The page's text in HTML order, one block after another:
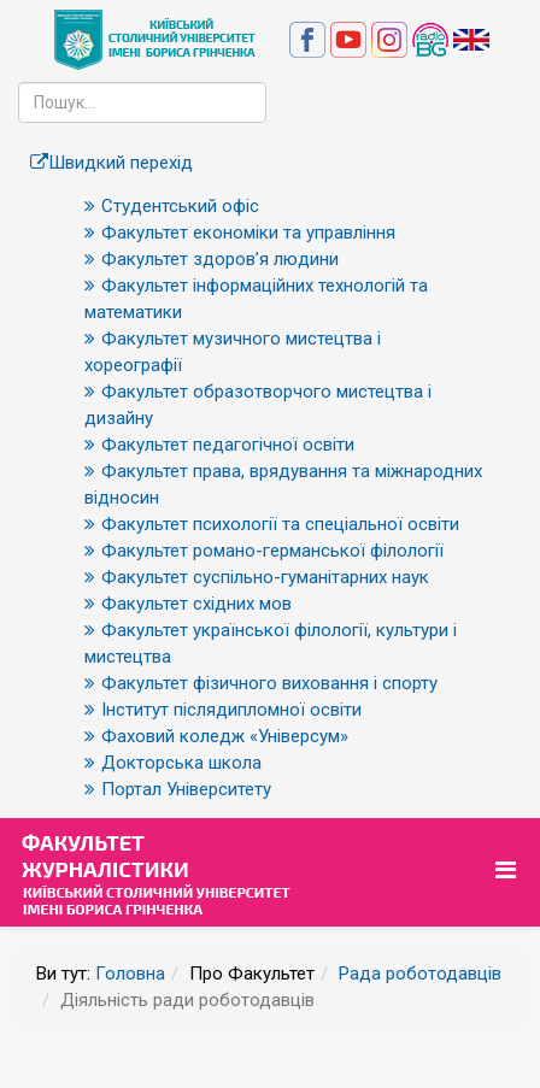
Швидкий перехід
Студентський офіс
Факультет економіки та управління
Факультет здоров’я людини
Факультет інформаційних технологій та
математики
Факультет музичного мистецтва і
хореографії
Факультет образотворчого мистецтва і
дизайну
Факультет педагогічної освіти
Факультет права, врядування та міжнародних
відносин
Факультет психології та спеціальної освіти
Факультет романо-германської філології
Факультет суспільно-гуманітарних наук
Факультет східних мов
Факультет української філології, культури і
мистецтва
Факультет фізичного виховання і спорту
Інститут післядипломної освіти
Фаховий коледж «Універсум»
Докторська школа
Портал Університету
Ви тут: Головна Про Факультет
Рада роботодавців
Діяльність ради роботодавців